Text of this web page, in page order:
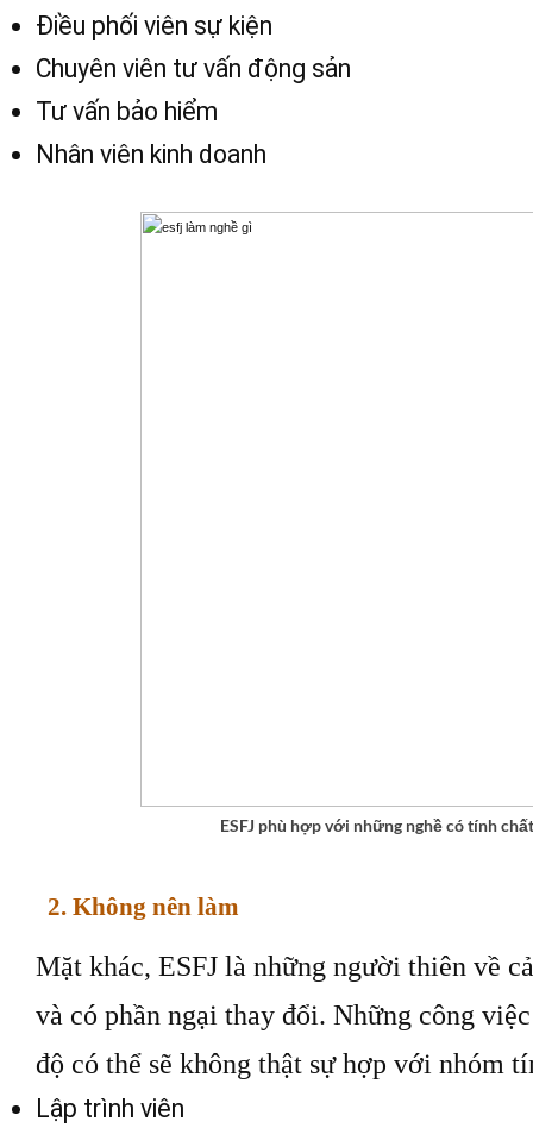
Điều phối viên sự kiện
Chuyên viên tư vấn động sản
Tư vấn bảo hiểm
Nhân viên kinh doanh
ESFJ phù hợp với những nghề có tính
2. Không nên làm
Mặt khác, ESFJ là những người thiên về
và có phần ngại thay đổi. Những công
độ có thể sẽ không thật sự hợp với nhóm
Lập trình viên